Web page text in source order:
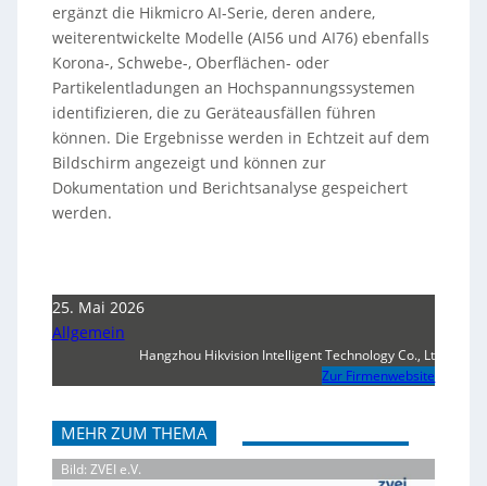
ergänzt die Hikmicro AI-Serie, deren andere,
weiterentwickelte Modelle (AI56 und AI76) ebenfalls
Korona-, Schwebe-, Oberflächen- oder
Partikelentladungen an Hochspannungssystemen
identifizieren, die zu Geräteausfällen führen
können. Die Ergebnisse werden in Echtzeit auf dem
Bildschirm angezeigt und können zur
Dokumentation und Berichtsanalyse gespeichert
werden.
25. Mai 2026
Allgemein
Hangzhou Hikvision Intelligent Technology Co., Lt
Zur Firmenwebsite
MEHR ZUM THEMA
Bild: ZVEI e.V.